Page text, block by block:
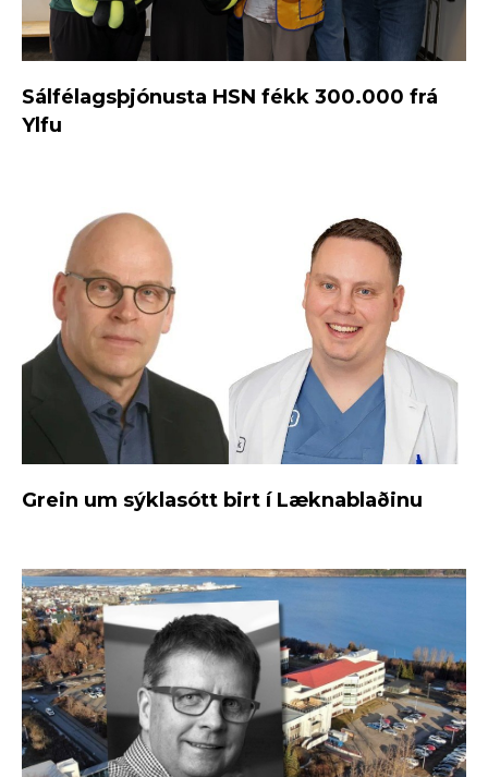
Sálfélagsþjónusta HSN fékk 300.000 frá
Ylfu
Grein um sýklasótt birt í Læknablaðinu